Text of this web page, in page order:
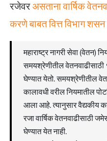
रजेवरअसताना वार्षिक
करणे बाबत वित्त विभाग
महाराष्ट्र नागरी सेवा (वेतन)
समयश्रेणीतील वेतनवाढीसाठी
घेण्यात येतो. समयश्रेणीतील
कालावधी वरील नियमातील
आला आहे. त्यानुसार वैद्यकीय
रजा वार्षिक वेतनवाढीसाठी
घेण्यात येत नाही.